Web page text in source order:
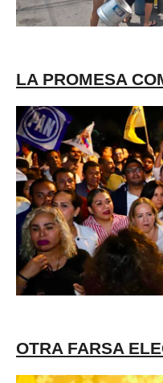
LA PROMESA
OTRA FARSA